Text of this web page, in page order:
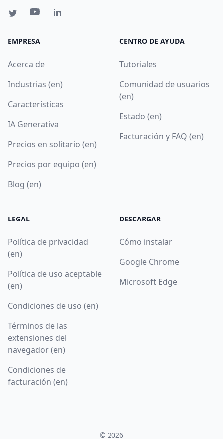
EMPRESA
Acerca de
Industrias (en)
Características
IA Generativa
Precios en solitario (en)
Precios por equipo (en)
Blog (en)
CENTRO DE AYUDA
Tutoriales
Comunidad de usuarios
(en)
Estado (en)
Facturación y FAQ (en)
LEGAL
Política de privacidad
(en)
Política de uso aceptable
(en)
Condiciones de uso (en)
Términos de las
extensiones del
navegador (en)
Condiciones de
facturación (en)
DESCARGAR
Cómo instalar
Google Chrome
Microsoft Edge
© 2026